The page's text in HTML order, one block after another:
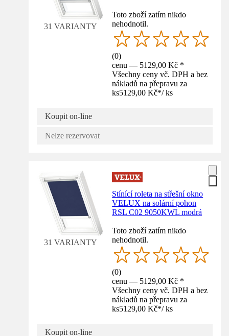
31 VARIANTY
Toto zboží zatím nikdo
nehodnotil.
(0)
cenu — 5129,00 Kč *
Všechny ceny vč. DPH a bez
nákladů na přepravu za
ks5129,00 Kč*/ ks
Koupit on-line
Nelze rezervovat
31 VARIANTY
Stínící roleta na střešní okno
VELUX na solární pohon
RSL C02 9050KWL modrá
Toto zboží zatím nikdo
nehodnotil.
(0)
cenu — 5129,00 Kč *
Všechny ceny vč. DPH a bez
nákladů na přepravu za
ks5129,00 Kč*/ ks
Koupit on-line